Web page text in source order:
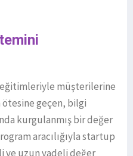
eğitimleriyle müşterilerine
geçen, bilgi
kurgulanmış bir değer
aracılığıyla startup
ve uzun vadeli değer